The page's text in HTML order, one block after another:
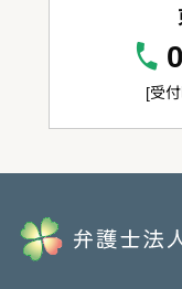
[受